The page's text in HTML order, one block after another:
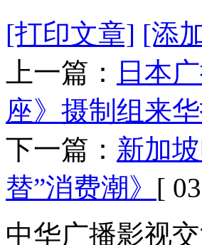
[打印文章] [添
上一篇：
日本
座》摄制组来
下一篇： 新加
替”消费潮》 [
中华广播影视